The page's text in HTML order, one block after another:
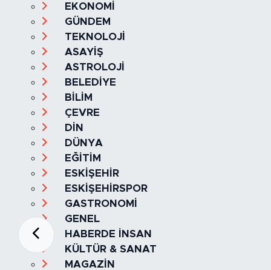
EKONOMİ
GÜNDEM
TEKNOLOJİ
ASAYİŞ
ASTROLOJİ
BELEDİYE
BİLİM
ÇEVRE
DİN
DÜNYA
EĞİTİM
ESKİŞEHİR
ESKİŞEHİRSPOR
GASTRONOMİ
GENEL
HABERDE İNSAN
KÜLTÜR & SANAT
MAGAZİN